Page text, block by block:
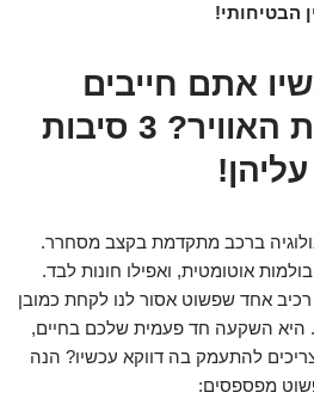
אתם חייבים
להבין את כריות האוויר? 3 סיבות
ברכב מתקדמת בקצב מסחרר.
אוטומטית, ואפילו חונות לבד.
אחד שפשוט אסור לנו לקחת כמובן
היא השקעה חד פעמית שלכם בחיים,
להתעמק בה דווקא עכשיו? הנה
מפספסים: